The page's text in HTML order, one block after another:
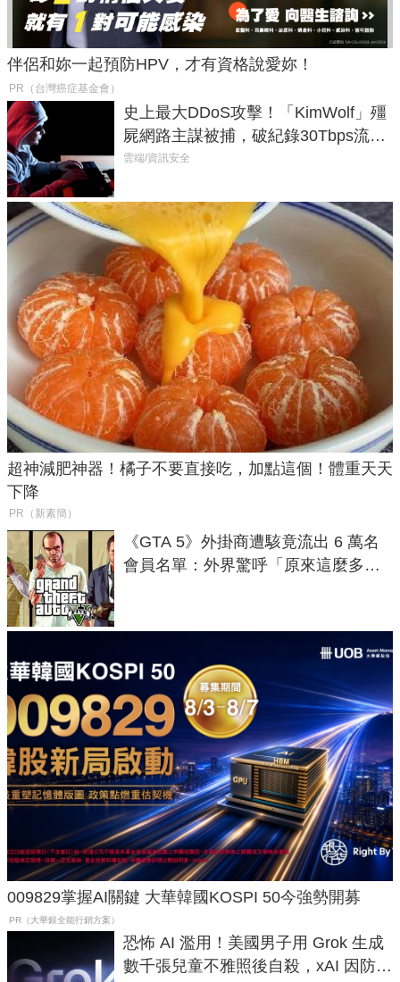
伴侶和妳一起預防HPV，才有資格說愛妳！
PR（台灣癌症基金會）
史上最大DDoS攻擊！「KimWolf」殭
屍網路主謀被捕，破紀錄30Tbps流量
癱瘓全球！
雲端/資訊安全
超神減肥神器！橘子不要直接吃，加點這個！體重天天
下降
PR（新素簡）
《GTA 5》外掛商遭駭竟流出 6 萬名
會員名單：外界驚呼「原來這麼多人
009829掌握AI關鍵 大華韓國KOSPI 50今強勢開募
PR（大華銀全能行銷方案）
恐怖 AI 濫用！美國男子用 Grok 生成
數千張兒童不雅照後自殺，xAI 因防護